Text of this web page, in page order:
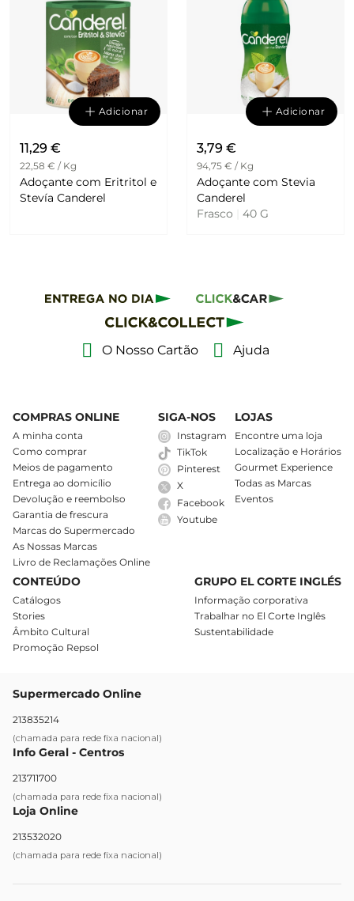
Adicionar
11,29 €
22,58 € / Kg
Adoçante com Eritritol e
Stevía Canderel
Adicionar
3,79 €
94,75 € / Kg
Adoçante com Stevia
Canderel
Frasco
40 G
O Nosso Cartão Ajuda
COMPRAS ONLINE
A minha conta
Como comprar
Meios de pagamento
Entrega ao domicílio
Devolução e reembolso
Garantia de frescura
Marcas do Supermercado
As Nossas Marcas
Livro de Reclamações Online
SIGA-NOS
Instagram
TikTok
Pinterest
X
Facebook
Youtube
LOJAS
Encontre uma loja
Localização e Horários
Gourmet Experience
Todas as Marcas
Eventos
CONTEÚDO
Catálogos
Stories
Âmbito Cultural
Promoção Repsol
GRUPO EL CORTE INGLÉS
Informação corporativa
Trabalhar no El Corte Inglês
Sustentabilidade
Supermercado Online
213835214
(chamada para rede fixa nacional)
Info Geral - Centros
213711700
(chamada para rede fixa nacional)
Loja Online
213532020
(chamada para rede fixa nacional)